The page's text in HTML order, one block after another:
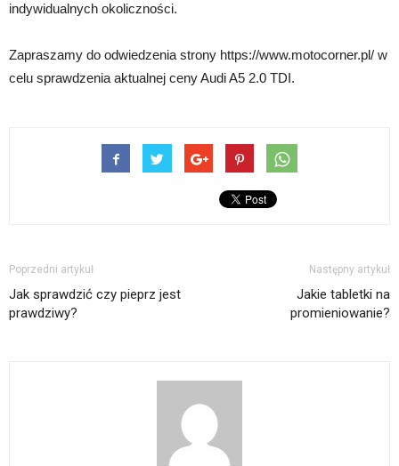
indywidualnych okoliczności.
Zapraszamy do odwiedzenia strony https://www.motocorner.pl/ w
celu sprawdzenia aktualnej ceny Audi A5 2.0 TDI.
Poprzedni artykuł
Jak sprawdzić czy pieprz jest
prawdziwy?
Następny artykuł
Jakie tabletki na
promieniowanie?